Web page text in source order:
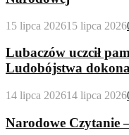
15 lipca 202615 lipca 2026
Lubaczów uczcił
Ludobójstwa
14 lipca 202614 lipca 2026
Narodowe Czytanie